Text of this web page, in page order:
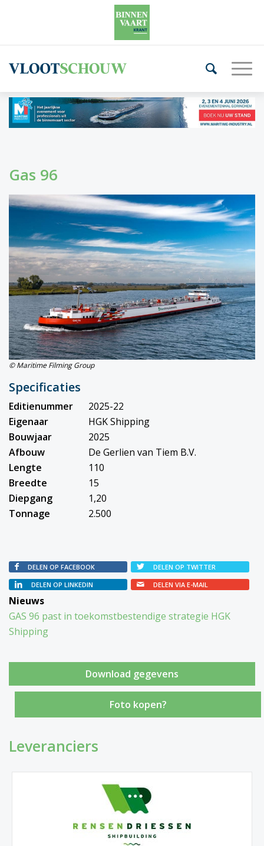
Gas 96
© Maritime Filming Group
Specificaties
Editienummer
2025-22
Eigenaar
HGK Shipping
Bouwjaar
2025
Afbouw
De Gerlien van Tiem B.V.
Lengte
110
Breedte
15
Diepgang
1,20
Tonnage
2.500
DELEN OP FACEBOOK
DELEN OP TWITTER
DELEN OP LINKEDIN
DELEN VIA E-MAIL
Nieuws
GAS 96 past in toekomstbestendige strategie HGK
Shipping
Foto kopen?
Leveranciers